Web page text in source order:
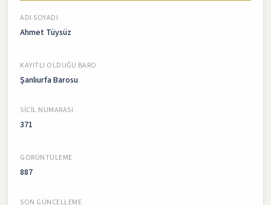
ADI SOYADI
Ahmet Tüysüz
KAYITLI OLDUĞU BARO
Şanlıurfa Barosu
SICIL NUMARASI
371
GÖRÜNTÜLEME
887
SON GÜNCELLEME